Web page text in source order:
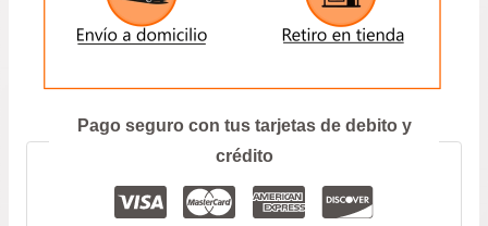
Pago seguro con tus tarjetas de debito y
crédito